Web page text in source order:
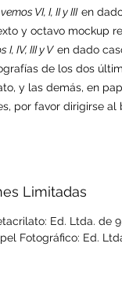
VI, I, II y III en
y octavo mockup
I, IV, III y V en dado
de los dos
y las demás, en
por favor dirigirse al
Limitadas
Ed. Ltda. de
Fotográfico: Ed.